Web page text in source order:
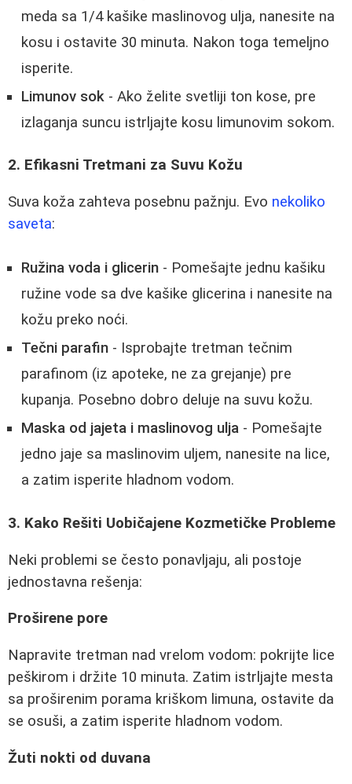
meda sa 1/4 kašike maslinovog ulja, nanesite na
kosu i ostavite 30 minuta. Nakon toga temeljno
isperite.
Limunov sok - Ako želite svetliji ton kose, pre
izlaganja suncu istrljajte kosu limunovim sokom.
2. Efikasni Tretmani za Suvu Kožu
Suva koža zahteva posebnu pažnju. Evo nekoliko
saveta:
Ružina voda i glicerin - Pomešajte jednu kašiku
ružine vode sa dve kašike glicerina i nanesite na
kožu preko noći.
Tečni parafin - Isprobajte tretman tečnim
parafinom (iz apoteke, ne za grejanje) pre
kupanja. Posebno dobro deluje na suvu kožu.
Maska od jajeta i maslinovog ulja - Pomešajte
jedno jaje sa maslinovim uljem, nanesite na lice,
a zatim isperite hladnom vodom.
3. Kako Rešiti Uobičajene Kozmetičke Probleme
Neki problemi se često ponavljaju, ali postoje
jednostavna rešenja:
Proširene pore
Napravite tretman nad vrelom vodom: pokrijte lice
peškirom i držite 10 minuta. Zatim istrljajte mesta
sa proširenim porama kriškom limuna, ostavite da
se osuši, a zatim isperite hladnom vodom.
Žuti nokti od duvana